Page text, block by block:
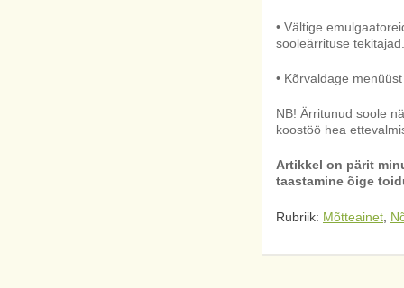
• Vältige
sooleärrituse tekitajad.
• Kõrvaldage
NB! Ärritunud soole
koostöö hea
Artikkel on pärit
taastamine õige
Rubriik: Mõtteainet